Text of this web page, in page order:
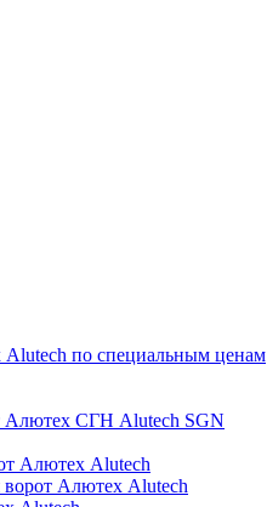
Alutech по специальным ценам
Алютех СГН Alutech SGN
Алютех Alutech
ворот Алютех Alutech